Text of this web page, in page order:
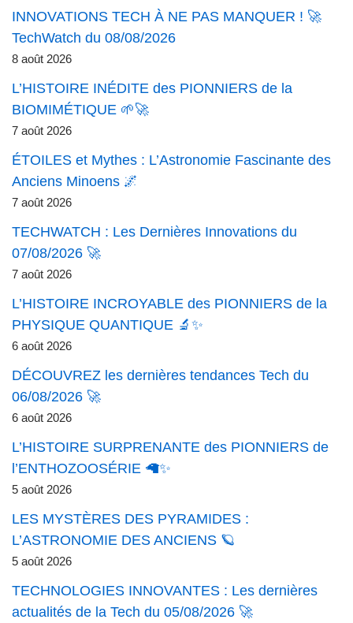
INNOVATIONS TECH À NE PAS MANQUER ! 🚀
TechWatch du 08/08/2026
8 août 2026
L’HISTOIRE INÉDITE des PIONNIERS de la
BIOMIMÉTIQUE 🌱🚀
7 août 2026
ÉTOILES et Mythes : L’Astronomie Fascinante des
Anciens Minoens 🌌
7 août 2026
TECHWATCH : Les Dernières Innovations du
07/08/2026 🚀
7 août 2026
L’HISTOIRE INCROYABLE des PIONNIERS de la
PHYSIQUE QUANTIQUE 🔬✨
6 août 2026
DÉCOUVREZ les dernières tendances Tech du
06/08/2026 🚀
6 août 2026
L’HISTOIRE SURPRENANTE des PIONNIERS de
l’ENTHOZOOSÉRIE 🦙✨
5 août 2026
LES MYSTÈRES DES PYRAMIDES :
L’ASTRONOMIE DES ANCIENS 🪐
5 août 2026
TECHNOLOGIES INNOVANTES : Les dernières
actualités de la Tech du 05/08/2026 🚀